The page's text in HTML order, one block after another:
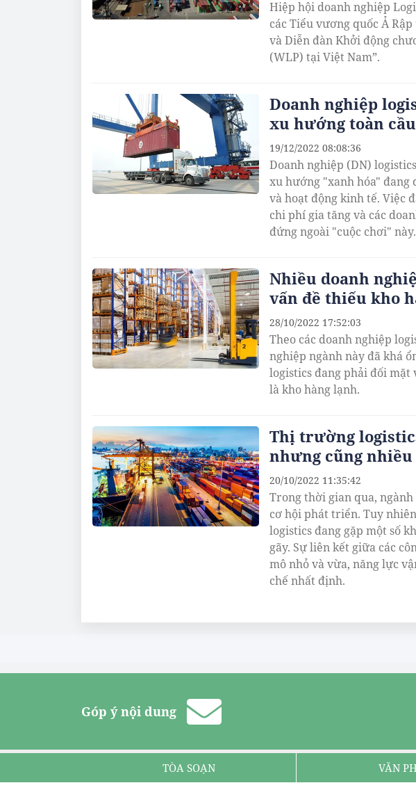
Hiệp hội doanh nghiệp
các Tiểu vương quốc Ả
và Diễn đàn Khởi động
(WLP) tại Việt Nam”.
Doanh nghiệp
xu hướng toàn cầu
Doanh nghiệp (DN)
xu hướng "xanh hóa"
và hoạt động kinh tế. Việc
chi phí gia tăng và các
đứng ngoài "cuộc chơi"
19/12/2022 08:08:36
Nhiều doanh
vấn đề thiếu kho
Theo các doanh nghiệp
nghiệp ngành này đã khá
logistics đang phải đối
là kho hàng lạnh.
28/10/2022 17:52:03
Thị trường
nhưng cũng nhiều
Trong thời gian qua,
cơ hội phát triển. Tuy
logistics đang gặp một số
gãy. Sự liên kết giữa các
mô nhỏ và vừa, năng lực
chế nhất định.
20/10/2022 11:35:42
Góp ý nội dung
TÒA SOẠN VĂN